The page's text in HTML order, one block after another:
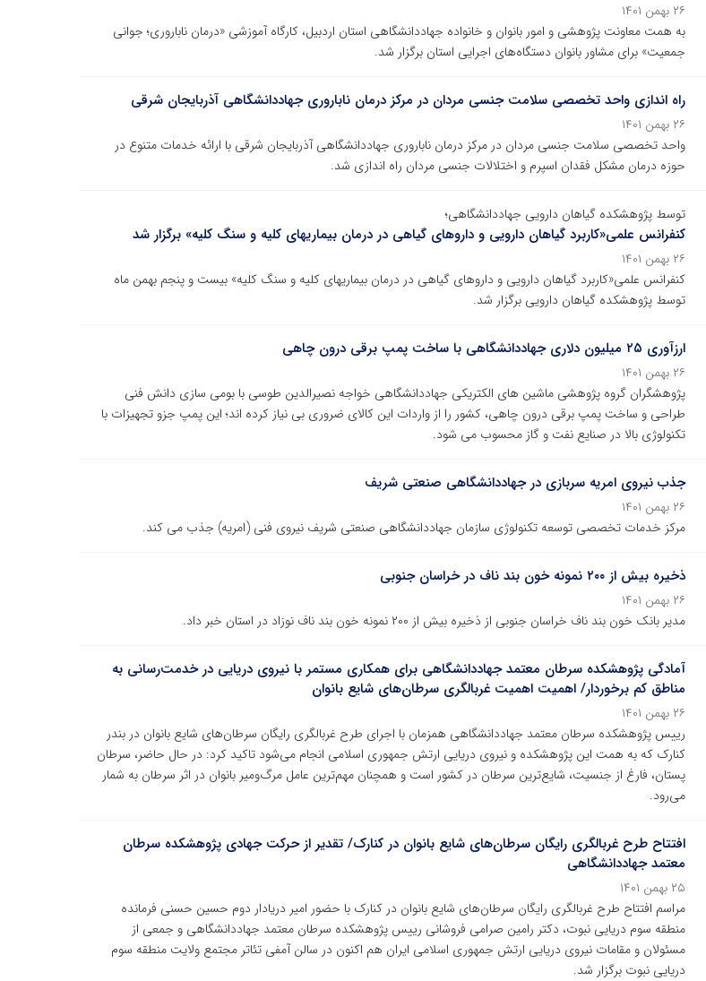
۲۶ بهمن ۱۴۰۱
به همت معاونت پژوهشی و امور بانوان و خانواده جهاددانشگاهی استان اردبیل، کارگاه آموزشی «درمان ناباروری؛ جوانی
جمعیت» برای مشاور بانوان دستگاه‌های اجرایی استان برگزار شد.
راه اندازی واحد تخصصی سلامت جنسی مردان در مرکز درمان ناباروری جهاددانشگاهی آذربایجان شرقی
۲۶ بهمن ۱۴۰۱
واحد تخصصی سلامت جنسی مردان در مرکز درمان ناباروری جهاددانشگاهی آذربایجان شرقی با ارائه خدمات متنوع در
حوزه درمان مشکل فقدان اسپرم و اختلالات جنسی مردان راه اندازی شد.
توسط پژوهشکده گیاهان دارویی جهاددانشگاهی؛
کنفرانس علمی«کاربرد گیاهان دارویی و داروهای گیاهی در درمان بیماریهای کلیه و سنگ کلیه» برگزار شد
۲۶ بهمن ۱۴۰۱
کنفرانس علمی«کاربرد گیاهان دارویی و داروهای گیاهی در درمان بیماریهای کلیه و سنگ کلیه» بیست و پنجم بهمن ماه
توسط پژوهشکده گیاهان دارویی برگزار شد.
ارزآوری ۲۵ میلیون دلاری جهاددانشگاهی با ساخت پمپ برقی درون چاهی
۲۶ بهمن ۱۴۰۱
پژوهشگران گروه پژوهشی ماشین‌ های الکتریکی جهاددانشگاهی خواجه‌ نصیرالدین طوسی با بومی ‌سازی دانش فنی
طراحی و ساخت پمپ برقی درون چاهی، کشور را از واردات این کالای ضروری بی نیاز کرده اند؛ این پمپ جزو تجهیزات با
تکنولوژی بالا در صنایع نفت و گاز محسوب می‌ شود.
جذب نیروی امریه سربازی در جهاددانشگاهی صنعتی شریف
۲۶ بهمن ۱۴۰۱
مرکز خدمات تخصصی توسعه تکنولوژی سازمان جهاددانشگاهی صنعتی شریف نیروی فنی (امریه) جذب می کند.
ذخیره بیش از ۲۰۰ نمونه خون بند ناف در خراسان جنوبی
۲۶ بهمن ۱۴۰۱
مدیر بانک خون بند ناف خراسان جنوبی از ذخیره بیش از ۲۰۰ نمونه خون بند ناف نوزاد در استان خبر داد.
آمادگی پژوهشکده سرطان معتمد جهاددانشگاهی برای همکاری مستمر با نیروی دریایی در خدمت‌رسانی به
مناطق کم برخوردار/ اهمیت اهمیت غربالگری سرطان‌های شایع بانوان
۲۶ بهمن ۱۴۰۱
رییس پژوهشکده سرطان معتمد جهاددانشگاهی همزمان با اجرای طرح غربالگری رایگان سرطان‌های شایع بانوان در بندر
کنارک که به همت این پژوهشکده و نیروی دریایی ارتش جمهوری اسلامی انجام می‌شود تاکید کرد: در حال حاضر، سرطان
پستان، فارغ از جنسیت، شایع‌ترین سرطان در کشور است و همچنان مهم‌ترین عامل مرگ‌ومیر بانوان در اثر سرطان به شمار
می‌رود.
افتتاح طرح غربالگری رایگان سرطان‌های شایع بانوان در کنارک/ تقدیر از حرکت جهادی پژوهشکده سرطان
معتمد جهاددانشگاهی
۲۵ بهمن ۱۴۰۱
مراسم افتتاح طرح غربالگری رایگان سرطان‌های شایع بانوان در کنارک با حضور امیر دریادار دوم حسین حسنی فرمانده
منطقه سوم دریایی نبوت، دکتر رامین صرامی فروشانی رییس پژوهشکده سرطان معتمد جهاددانشگاهی و جمعی از
مسئولان و مقامات نیروی دریایی ارتش جمهوری اسلامی ایران هم اکنون در سالن آمفی تئاتر مجتمع ولایت منطقه سوم
دریایی نبوت برگزار شد.